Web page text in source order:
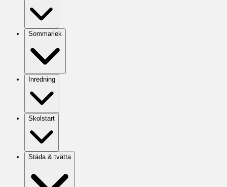
Sommarlek
Inredning
Skolstart
Städa & tvätta